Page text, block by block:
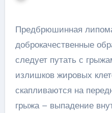
Предбрюшинная липома – это
доброкачественные
следует путать с
излишков жировых
скапливаются на
грыжа – выпадение